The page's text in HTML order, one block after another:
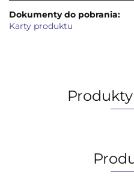
Dokumenty do pobrania:
Karty produktu